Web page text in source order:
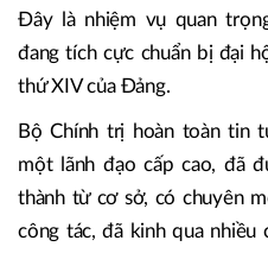
Đây là nhiệm vụ quan
đang tích cực chuẩn bị đại
thứ XIV của Đảng.
Bộ Chính trị hoàn toàn tin
một lãnh đạo cấp cao, đã
thành từ cơ sở, có chuyên
công tác, đã kinh qua nhiều